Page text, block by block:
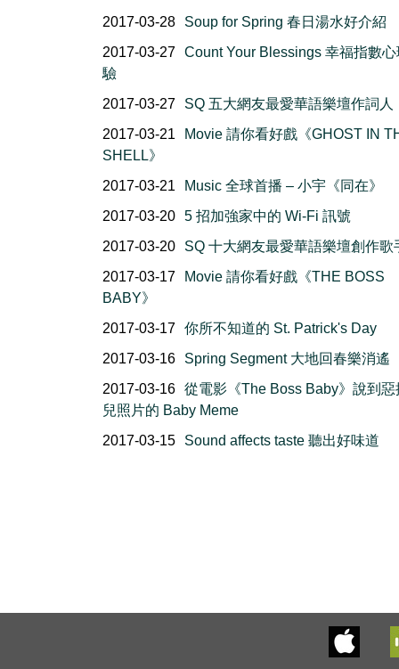
2017-03-28
Soup for Spring 春日湯水好介紹
2017-03-27 Count Your Blessings 幸福指數
驗
2017-03-27
SQ 五大網友最愛華語樂壇作詞人
2017-03-21
Movie 請你看好戲《GHOST IN
SHELL》
2017-03-21
Music 全球首播 – 小宇《同在》
2017-03-20 5 招加強家中的 Wi-Fi 訊號
2017-03-20
SQ 十大網友最愛華語樂壇創作歌
2017-03-17
Movie 請你看好戲《THE BOSS
BABY》
2017-03-17 你所不知道的 St. Patrick's Day
2017-03-16
Spring Segment 大地回春樂消遙
2017-03-16 從電影《The Boss Baby》說到惡
兒照片的 Baby Meme
2017-03-15
Sound affects taste 聽出好味道